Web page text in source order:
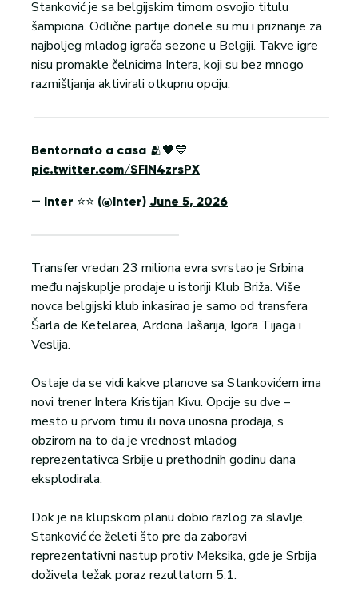
Stanković je sa belgijskim timom osvojio titulu
šampiona. Odlične partije donele su mu i priznanje za
najboljeg mladog igrača sezone u Belgiji. Takve igre
nisu promakle čelnicima Intera, koji su bez mnogo
razmišljanja aktivirali otkupnu opciju.
Bentornato a casa 🫂🖤💙
pic.twitter.com/SFIN4zrsPX
— Inter ⭐⭐ (@Inter) June 5, 2026
Transfer vredan 23 miliona evra svrstao je Srbina
među najskuplje prodaje u istoriji Klub Briža. Više
novca belgijski klub inkasirao je samo od transfera
Šarla de Ketelarea, Ardona Jašarija, Igora Tijaga i
Veslija.
Ostaje da se vidi kakve planove sa Stankovićem ima
novi trener Intera Kristijan Kivu. Opcije su dve –
mesto u prvom timu ili nova unosna prodaja, s
obzirom na to da je vrednost mladog
reprezentativca Srbije u prethodnih godinu dana
eksplodirala.
Dok je na klupskom planu dobio razlog za slavlje,
Stanković će želeti što pre da zaboravi
reprezentativni nastup protiv Meksika, gde je Srbija
doživela težak poraz rezultatom 5:1.